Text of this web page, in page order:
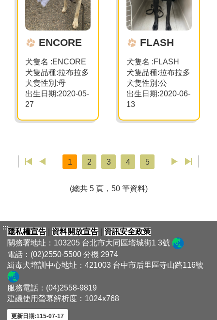
ENCORE
犬隻名 :ENCORE
犬隻品種:拉布拉多
犬隻性別:母
出生日期:2020-05-
27
FLASH
犬隻名 :FLASH
犬隻品種:拉布拉多
犬隻性別:公
出生日期:2020-06-
13
1 2 3 4 5
(總共 5 頁，50 筆資料)
:::隱私權宣告 資料開放宣告
資訊安全政策
關務署地址：103205 台北市大同區塔城街1 3號
電話：(02)2550-5500 分機 2974
緝毒犬培訓中心地址：421003 台中市后里區寺山路116號
服務電話：(04)2558-9819
建議使用螢幕解析度：1024x768
更新日期:115-07-17